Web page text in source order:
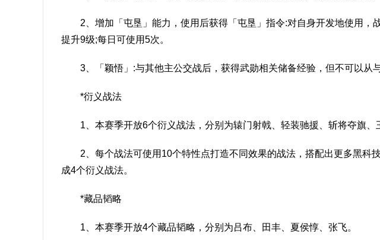
2、增加「屯垦」能力，使用后获得「屯垦」指令:对自身开发地使用，
提升9级;每日可使用5次。
3、「颖悟」:与其他主公交战后，获得武勋相关储备经验，但不可以从
*衍义战法
1、本赛季开放6个衍义战法，分别为辕门射戟、轻装驰援、斩将夺旗、
2、每个战法可使用10个特性点打造不同效果的战法，搭配出更多黑科
成4个衍义战法。
*藏品韬略
1、本赛季开放4个藏品韬略，分别为吕布、田丰、夏侯惇、张飞。